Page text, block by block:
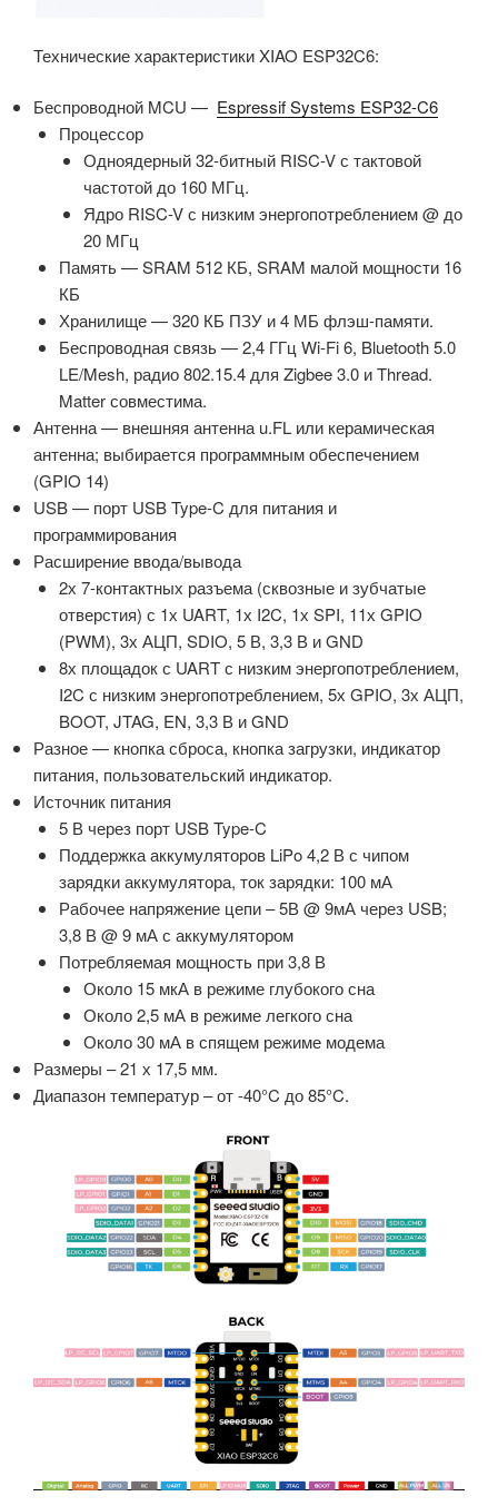
Технические характеристики XIAO ESP32C6:
Беспроводной MCU — Espressif Systems ESP32-C6
Процессор
Одноядерный 32-битный RISC-V с тактовой
частотой до 160 МГц.
Ядро RISC-V с низким энергопотреблением @ до
20 МГц
Память — SRAM 512 КБ, SRAM малой мощности 16
КБ
Хранилище — 320 КБ ПЗУ и 4 МБ флэш-памяти.
Беспроводная связь — 2,4 ГГц Wi-Fi 6, Bluetooth 5.0
LE/Mesh, радио 802.15.4 для Zigbee 3.0 и Thread.
Matter совместима.
Антенна — внешняя антенна u.FL или керамическая
антенна; выбирается программным обеспечением
(GPIO 14)
USB — порт USB Type-C для питания и
программирования
Расширение ввода/вывода
2х 7-контактных разъема (сквозные и зубчатые
отверстия) с 1х UART, 1х I2C, 1х SPI, 11х GPIO
(PWM), 3х АЦП, SDIO, 5 В, 3,3 В и GND
8х площадок с UART с низким энергопотреблением,
I2C с низким энергопотреблением, 5х GPIO, 3х АЦП,
BOOT, JTAG, EN, 3,3 В и GND
Разное — кнопка сброса, кнопка загрузки, индикатор
питания, пользовательский индикатор.
Источник питания
5 В через порт USB Type-C
Поддержка аккумуляторов LiPo 4,2 В с чипом
зарядки аккумулятора, ток зарядки: 100 мА
Рабочее напряжение цепи – 5В @ 9мА через USB;
3,8 В @ 9 мА с аккумулятором
Потребляемая мощность при 3,8 В
Около 15 мкА в режиме глубокого сна
Около 2,5 мА в режиме легкого сна
Около 30 мА в спящем режиме модема
Размеры – 21 х 17,5 мм.
Диапазон температур – от -40°C до 85°C.